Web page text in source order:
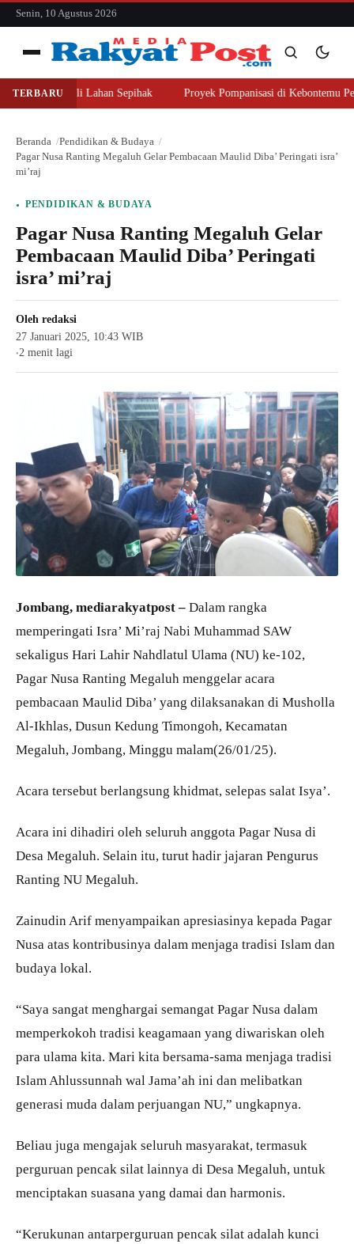
konten
Senin, 10 Agustus 2026
Menu
Cari
Cari
TERBARU
Beli Lahan Sepihak Proyek Pompanisasi di Kebontemu
Beranda
Pendidikan & Budaya
Pagar Nusa Ranting Megaluh Gelar Pembacaan Maulid Diba’ Peringati isra’
mi’raj
PENDIDIKAN & BUDAYA
Pagar Nusa Ranting Megaluh Gelar
Pembacaan Maulid Diba’ Peringati
isra’ mi’raj
Oleh redaksi
27 Januari 2025, 10:43 WIB
●2 menit lagi
Jombang, mediarakyatpost – Dalam rangka
memperingati Isra’ Mi’raj Nabi Muhammad SAW
sekaligus Hari Lahir Nahdlatul Ulama (NU) ke-102,
Pagar Nusa Ranting Megaluh menggelar acara
pembacaan Maulid Diba’ yang dilaksanakan di Musholla
Al-Ikhlas, Dusun Kedung Timongoh, Kecamatan
Megaluh, Jombang, Minggu malam(26/01/25).
Acara tersebut berlangsung khidmat, selepas salat Isya’.
Acara ini dihadiri oleh seluruh anggota Pagar Nusa di
Desa Megaluh. Selain itu, turut hadir jajaran Pengurus
Ranting NU Megaluh.
Zainudin Arif menyampaikan apresiasinya kepada Pagar
Nusa atas kontribusinya dalam menjaga tradisi Islam dan
budaya lokal.
“Saya sangat menghargai semangat Pagar Nusa dalam
memperkokoh tradisi keagamaan yang diwariskan oleh
para ulama kita. Mari kita bersama-sama menjaga tradisi
Islam Ahlussunnah wal Jama’ah ini dan melibatkan
generasi muda dalam perjuangan NU,” ungkapnya.
Beliau juga mengajak seluruh masyarakat, termasuk
perguruan pencak silat lainnya di Desa Megaluh, untuk
menciptakan suasana yang damai dan harmonis.
“Kerukunan antarperguruan pencak silat adalah kunci